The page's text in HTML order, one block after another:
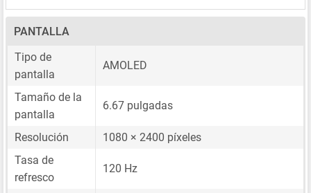
PANTALLA
Tipo de
pantalla
AMOLED
Tamaño de la
pantalla
6.67 pulgadas
Resolución
1080 × 2400 píxeles
Tasa de
refresco
120 Hz